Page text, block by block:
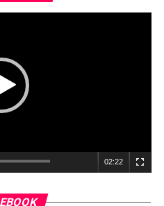
02:22